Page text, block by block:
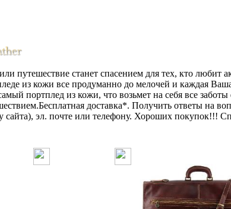
путешествие станет спасением для тех, кто любит
из кожи все продуманно до мелочей и каждая Ваша
портплед из кожи, что возьмет на себя все
доставка*. Получить ответы на
эл. почте или телефону. Хороших покупок!!!